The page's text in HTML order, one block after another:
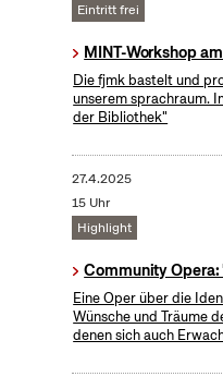
Eintritt frei
MINT-Workshop
Die fjmk bastelt und
unserem sprachraum.
der Bibliothek"
27.4.2025
15 Uhr
Highlight
Community
Eine Oper über die
Wünsche und Träume
denen sich auch